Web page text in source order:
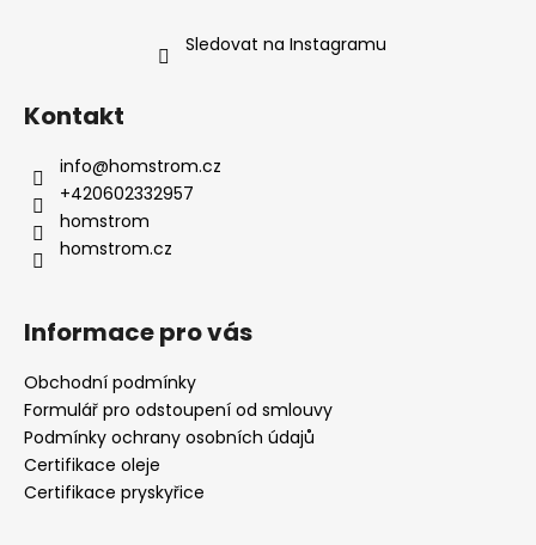
Sledovat na Instagramu
Kontakt
info@homstrom.cz
+420602332957
homstrom
homstrom.cz
Informace pro vás
Obchodní podmínky
Formulář pro odstoupení od smlouvy
Podmínky ochrany osobních údajů
Certifikace oleje
Certifikace pryskyřice